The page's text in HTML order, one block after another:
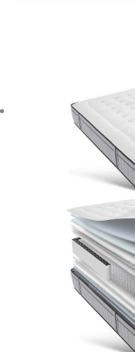
transpirable que
– Núcleo de
densidad que
resistencia al
– Capa de
densidad media-
– Tratamiento
la proliferación de
– Anatómico. Sus
forma correcta al
una buena
– Hipoalergénico.
específicamente
reacciones
– Independencia
movimientos de la